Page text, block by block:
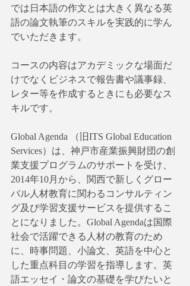
では日本語の作文とは大きく異なる英
語の論文執筆のスキルを実践的に学ん
でいただきます。
コースの内容はアカデミックな場面だ
けでなくビジネスで報告書や議事録、
レター等を作成するときにも必要なス
キルです。
Global Agenda （旧ITS Global Education
Services）は、神戸市産業振興財団の創
業支援プログラムのサポートを受け、
2014年10月から、関西で新しくグロー
バル人材教育に関わるコンサルティン
グ及び学習支援サービスを提供するこ
とになりました。Global Agendaは国際
社会で活躍できる人材の教育のため
に、時事問題、小論文、英語を中心と
した重点科目の学習を指導します。英
語エッセイ・論文の基礎を学びたいと